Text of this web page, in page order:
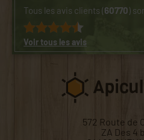
Tous les avis clients (60770)
Voir tous les avis
572 Route de
ZA Des 4